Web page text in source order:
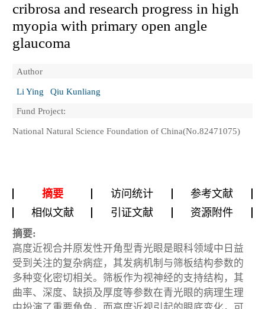
cribrosa and research progress in high
myopia with primary open angle
glaucoma
Author
Li Ying
Qiu Kunliang
Fund Project:
National Natural Science Foundation of China(No.82471075)
摘要 访问统计
参考文献
相似文献
引证文献 资源附件
摘要:
高度近视合并原发性开角型青光眼是眼科领域中日益
受到关注的复杂病症，其发病机制与筛板结构参数的
多种变化密切相关。筛板作为视神经的支持结构，其
曲率、深度、缺损及厚度等参数在青光眼的病理生理